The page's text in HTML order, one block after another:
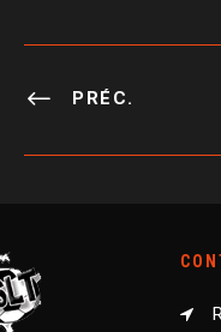
PRÉC.